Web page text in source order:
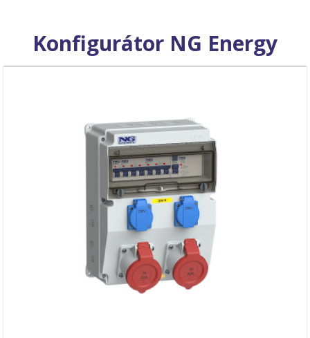
Konfigurátor NG Energy